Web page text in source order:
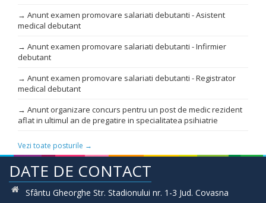
→ Anunt examen promovare salariati debutanti - Asistent
medical debutant
→ Anunt examen promovare salariati debutanti - Infirmier
debutant
→ Anunt examen promovare salariati debutanti - Registrator
medical debutant
→ Anunt organizare concurs pentru un post de medic rezident
aflat in ultimul an de pregatire in specialitatea psihiatrie
Vezi toate posturile →
DATE DE CONTACT
Sfântu Gheorghe Str. Stadionului nr. 1-3 Jud. Covasna